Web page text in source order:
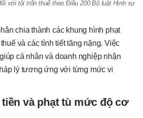
với tội trốn thuế theo Điều 200 Bộ luật Hình sự
chia thành các khung hình phạt
và các tình tiết tăng nặng. Việc
cá nhân và doanh nghiệp nhận
lý tương ứng với từng mức vi
tiền và phạt tù mức độ cơ